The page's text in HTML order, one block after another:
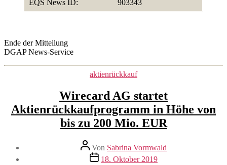
EQS News ID: 903343
Ende der Mitteilung
DGAP News-Service
Kategorien
aktienrückkauf
Wirecard AG startet
Aktienrückkaufprogramm in Höhe von
bis zu 200 Mio. EUR
Beitragsautor
Von Sabrina Vormwald
Veröffentlichungsdatum
18. Oktober 2019